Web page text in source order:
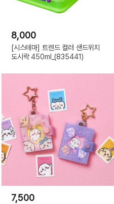
8,000
[시스테마] 트렌드 컬러 샌드위치
도시락 450ml_(835441)
7,500